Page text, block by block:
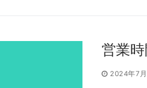
季節限定商品
営業
2024年7